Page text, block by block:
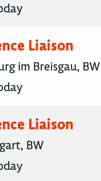
Liaison
im Breisgau, BW
Liaison
BW